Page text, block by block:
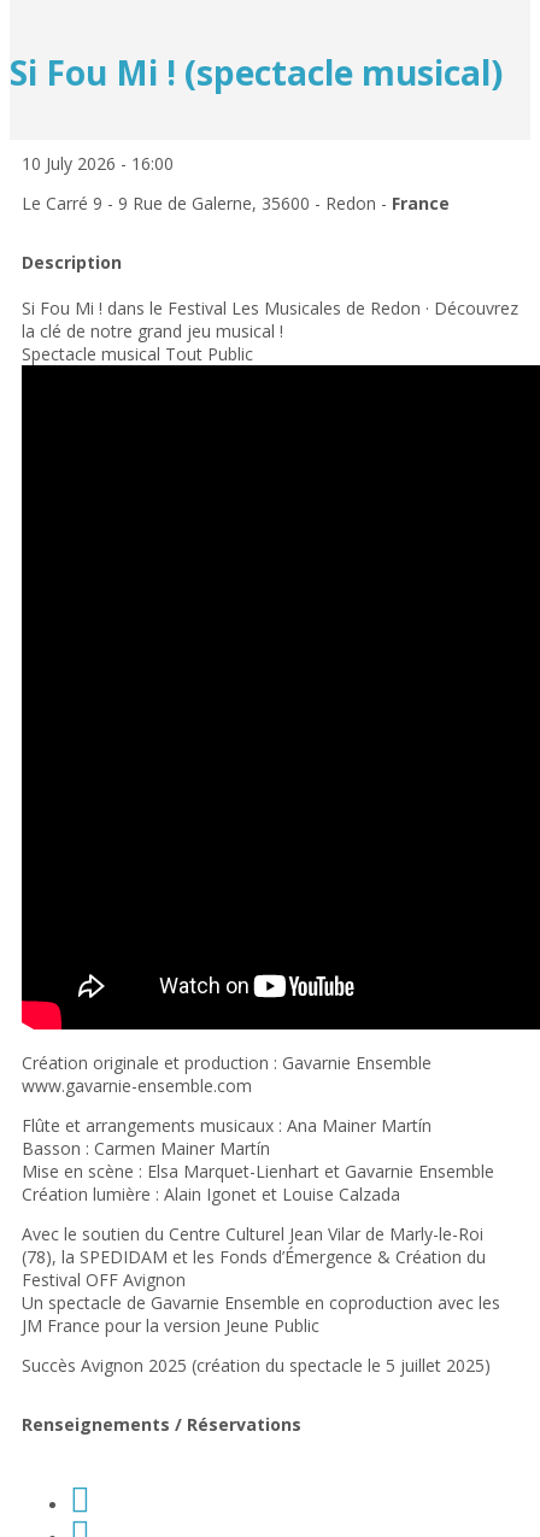
Si Fou Mi ! (spectacle musical)
10 July 2026 - 16:00
Le Carré 9 - 9 Rue de Galerne, 35600 - Redon - France
Description
Si Fou Mi ! dans le Festival Les Musicales de Redon · Découvrez
la clé de notre grand jeu musical !
Spectacle musical Tout Public
Création originale et production : Gavarnie Ensemble
www.gavarnie-ensemble.com
Flûte et arrangements musicaux : Ana Mainer Martín
Basson : Carmen Mainer Martín
Mise en scène : Elsa Marquet-Lienhart et Gavarnie Ensemble
Création lumière : Alain Igonet et Louise Calzada
Avec le soutien du Centre Culturel Jean Vilar de Marly-le-Roi
(78), la SPEDIDAM et les Fonds d’Émergence & Création du
Festival OFF Avignon
Un spectacle de Gavarnie Ensemble en coproduction avec les
JM France pour la version Jeune Public
Succès Avignon 2025 (création du spectacle le 5 juillet 2025)
Renseignements / Réservations